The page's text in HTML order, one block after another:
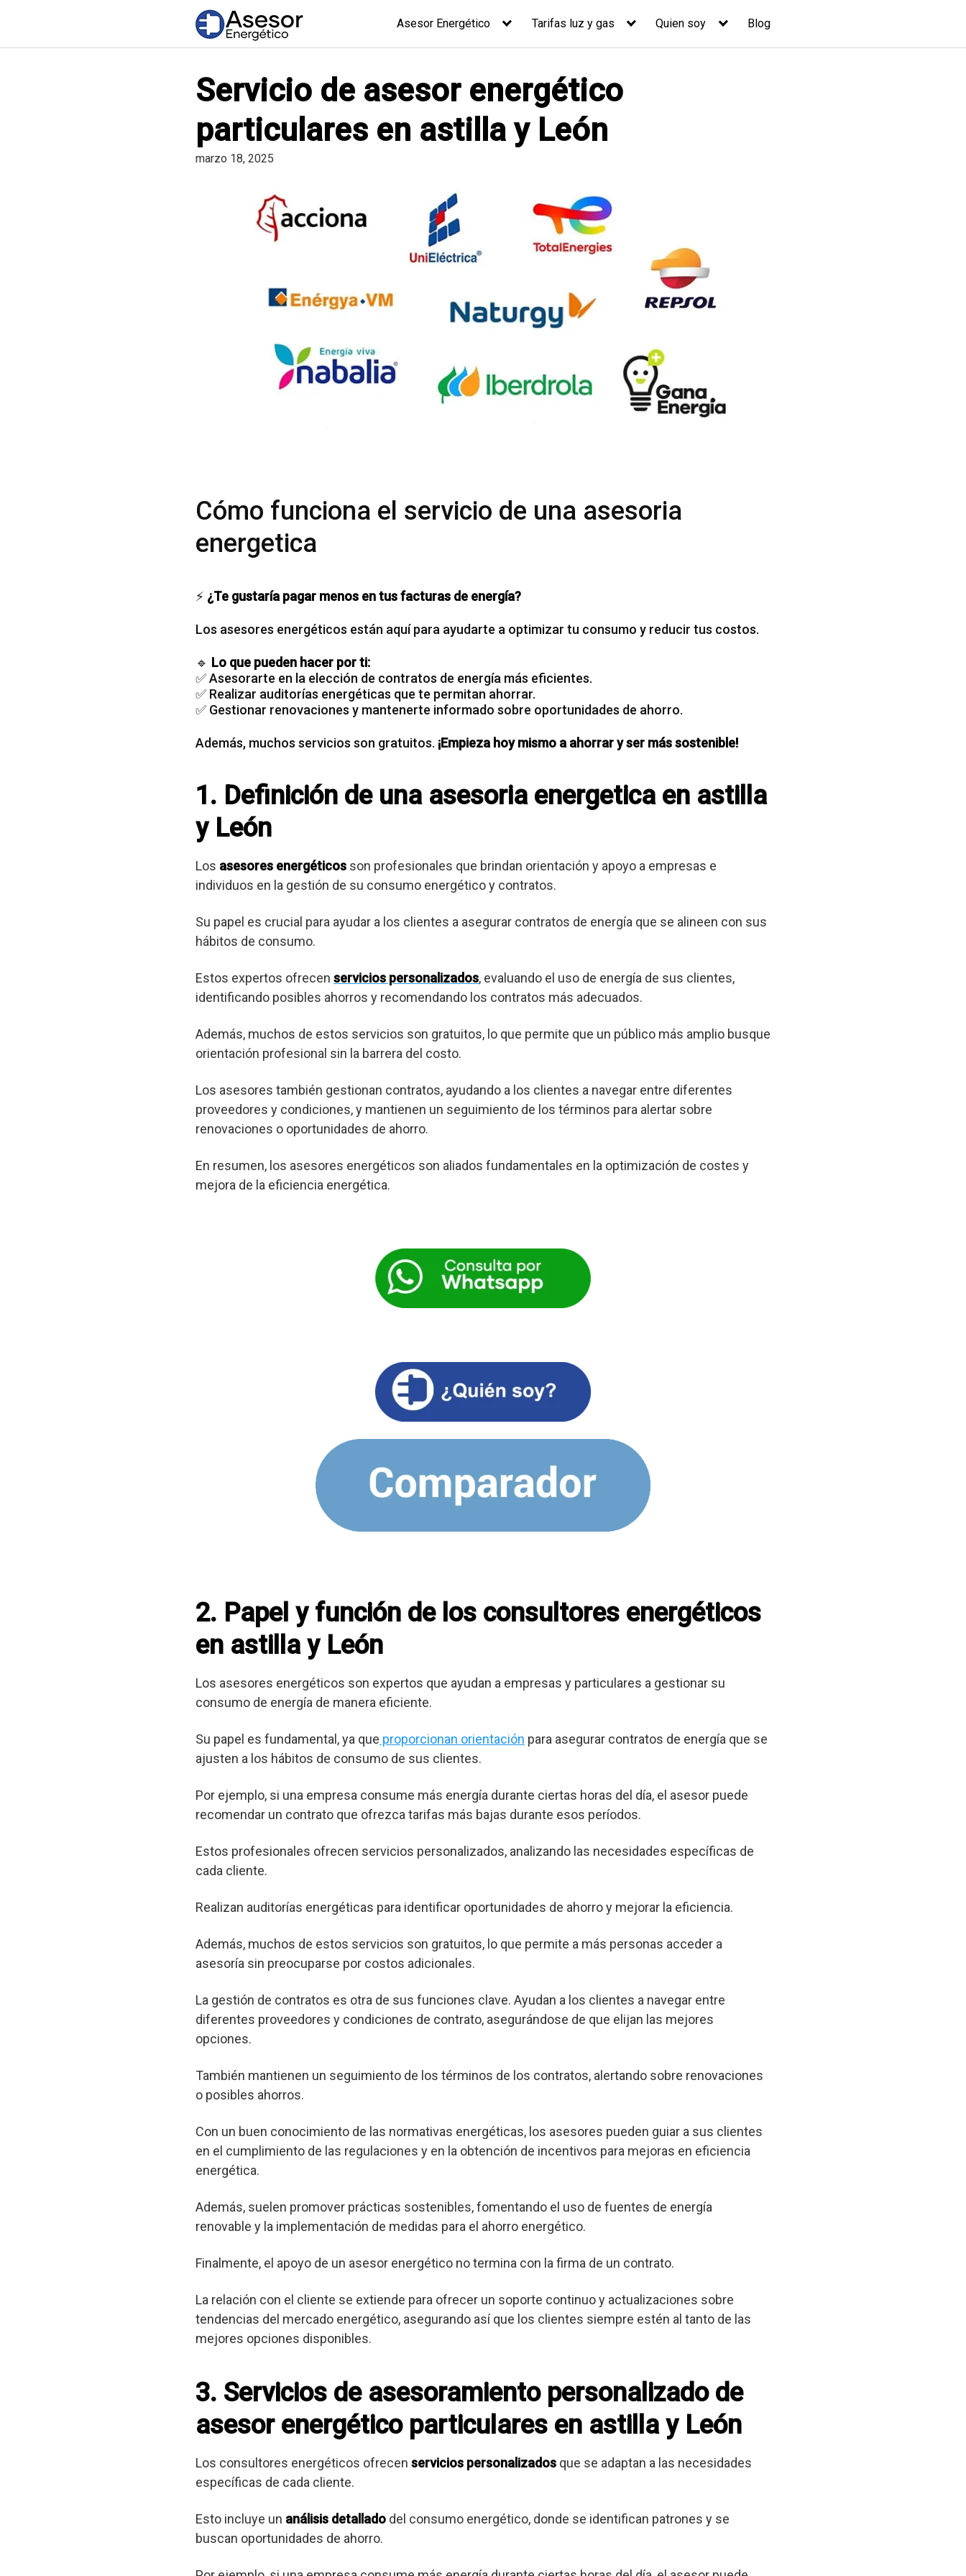
Asesor Energético Tarifas luz y gas Quien soy Blog
Servicio de asesor energético
particulares en astilla y León
marzo 18, 2025
Cómo funciona el servicio de una asesoria
energetica
⚡ ¿Te gustaría pagar menos en tus facturas de energía?
Los asesores energéticos están aquí para ayudarte a optimizar tu consumo y reducir tus costos.
🔹 Lo que pueden hacer por ti:
✅ Asesorarte en la elección de contratos de energía más eficientes.
✅ Realizar auditorías energéticas que te permitan ahorrar.
✅ Gestionar renovaciones y mantenerte informado sobre oportunidades de ahorro.
Además, muchos servicios son gratuitos. ¡Empieza hoy mismo a ahorrar y ser más sostenible!
1. Definición de una asesoria energetica en astilla
y León
Los asesores energéticos son profesionales que brindan orientación y apoyo a empresas e
individuos en la gestión de su consumo energético y contratos.
Su papel es crucial para ayudar a los clientes a asegurar contratos de energía que se alineen con sus
hábitos de consumo.
Estos expertos ofrecen servicios personalizados, evaluando el uso de energía de sus clientes,
identificando posibles ahorros y recomendando los contratos más adecuados.
Además, muchos de estos servicios son gratuitos, lo que permite que un público más amplio busque
orientación profesional sin la barrera del costo.
Los asesores también gestionan contratos, ayudando a los clientes a navegar entre diferentes
proveedores y condiciones, y mantienen un seguimiento de los términos para alertar sobre
renovaciones o oportunidades de ahorro.
En resumen, los asesores energéticos son aliados fundamentales en la optimización de costes y
mejora de la eficiencia energética.
2. Papel y función de los consultores energéticos
en astilla y León
Los asesores energéticos son expertos que ayudan a empresas y particulares a gestionar su
consumo de energía de manera eficiente.
Su papel es fundamental, ya que proporcionan orientación para asegurar contratos de energía que se
ajusten a los hábitos de consumo de sus clientes.
Por ejemplo, si una empresa consume más energía durante ciertas horas del día, el asesor puede
recomendar un contrato que ofrezca tarifas más bajas durante esos períodos.
Estos profesionales ofrecen servicios personalizados, analizando las necesidades específicas de
cada cliente.
Realizan auditorías energéticas para identificar oportunidades de ahorro y mejorar la eficiencia.
Además, muchos de estos servicios son gratuitos, lo que permite a más personas acceder a
asesoría sin preocuparse por costos adicionales.
La gestión de contratos es otra de sus funciones clave. Ayudan a los clientes a navegar entre
diferentes proveedores y condiciones de contrato, asegurándose de que elijan las mejores
opciones.
También mantienen un seguimiento de los términos de los contratos, alertando sobre renovaciones
o posibles ahorros.
Con un buen conocimiento de las normativas energéticas, los asesores pueden guiar a sus clientes
en el cumplimiento de las regulaciones y en la obtención de incentivos para mejoras en eficiencia
energética.
Además, suelen promover prácticas sostenibles, fomentando el uso de fuentes de energía
renovable y la implementación de medidas para el ahorro energético.
Finalmente, el apoyo de un asesor energético no termina con la firma de un contrato.
La relación con el cliente se extiende para ofrecer un soporte continuo y actualizaciones sobre
tendencias del mercado energético, asegurando así que los clientes siempre estén al tanto de las
mejores opciones disponibles.
3. Servicios de asesoramiento personalizado de
asesor energético particulares en astilla y León
Los consultores energéticos ofrecen servicios personalizados que se adaptan a las necesidades
específicas de cada cliente.
Esto incluye un análisis detallado del consumo energético, donde se identifican patrones y se
buscan oportunidades de ahorro.